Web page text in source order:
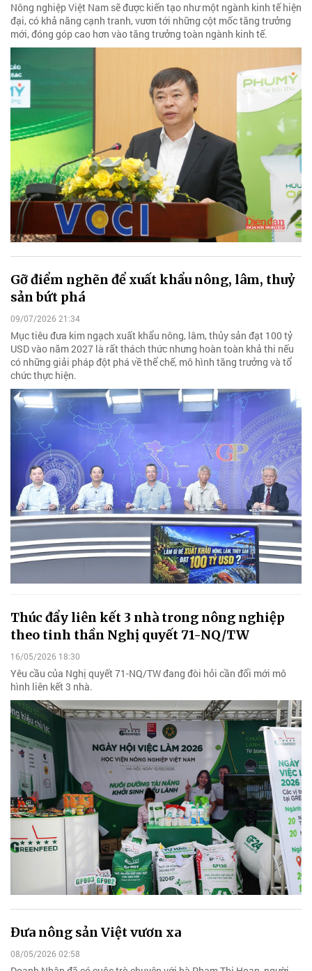
Nông nghiệp Việt Nam sẽ được kiến tạo như một ngành kinh tế hiện
đại, có khả năng cạnh tranh, vươn tới những cột mốc tăng trưởng
mới, đóng góp cao hơn vào tăng trưởng toàn ngành kinh tế.
Gỡ điểm nghẽn để xuất khẩu nông, lâm, thuỷ
sản bứt phá
09/07/2026 21:34
Mục tiêu đưa kim ngạch xuất khẩu nông, lâm, thủy sản đạt 100 tỷ
USD vào năm 2027 là rất thách thức nhưng hoàn toàn khả thi nếu
có những giải pháp đột phá về thể chế, mô hình tăng trưởng và tổ
chức thực hiện.
Thúc đẩy liên kết 3 nhà trong nông nghiệp
theo tinh thần Nghị quyết 71-NQ/TW
16/05/2026 18:30
Yêu cầu của Nghị quyết 71-NQ/TW đang đòi hỏi cần đổi mới mô
hình liên kết 3 nhà.
Đưa nông sản Việt vươn xa
08/05/2026 02:58